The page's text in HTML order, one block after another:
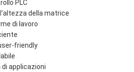
PLC
della matrice
di lavoro
friendly
applicazioni